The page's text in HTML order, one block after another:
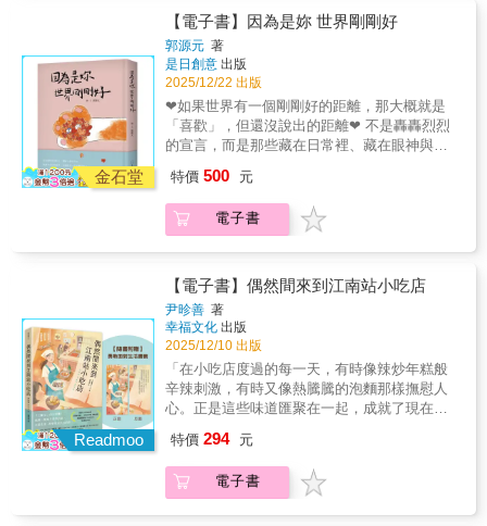
今古巴重量級且身價最高的藝術家托馬斯．桑
切斯所繪。畫面中兩個人在周遭高大樹木包圍
下，靜靜坐在湖邊對望，彷彿也在提醒靜心抄
寫的本意──你落在紙上的每一筆，其實都是觀
照，既是照見他者，也是照見自己。如果你曾
被比約恩的人生故事啟發，透過這本書的書
寫，願你把智慧落實於日常中，並進一步觸發
更多深具洞察力與慈悲的智慧，讓智慧生生不
息與扎根，長成在人生風雨中依然屹立不搖的
福。
土：學會信任………PART 6：走進為我敞開的
每扇大門金：回歸澄明………PART 7：別忘記
為奇蹟留下空間金：定靜安慮………PART 8：
在風暴中，安住身心水：靜中見性………PART
9：成為我在世界上最想見到的樣子水：圓融的
智慧……PART 10：我有盡力而為木：再出
發…………PART 11：我可以選擇要打包的行
的每一瞬間▍每一次落筆都能聆聽內心的指南
針在12個手抄階段中，各有9則金句，合計108
則。你可以依序抄寫，也能翻閱書頁，挑選當
天最觸動內心的一句，靜心書寫。這本書的封
今古巴重量級且身價最高的藝術家托馬斯．桑
切斯所繪。畫面中兩個人在周遭高大樹木包圍
下，靜靜坐在湖邊對望，彷彿也在提醒靜心抄
寫的本意──你落在紙上的每一筆，其實都是觀
照，既是照見他者，也是照見自己。如果你曾
被比約恩的人生故事啟發，透過這本書的書
寫，願你把智慧落實於日常中，並進一步觸發
更多深具洞察力與慈悲的智慧，讓智慧生生不
息與扎根，長成在人生風雨中依然屹立不搖的
福。
重新相信善良、找回希望與勇氣的書。
事：白馬王子、灰姑娘、幸福快樂的結局。但
隨著時間流動，人生裡的愛慢慢變得不再單
一。長大後才明白，愛不是拯救，也不是永遠
一帆風順，而是即使經歷爭吵、眼淚與傷心，
仍願意在冷靜之後走回彼此身邊，一起吃一頓
飯、分享生活的片刻。 書中轉化了「大地」與
「女性」的意涵，書名中的妳，代表女性、也
代表愛，那是一種滋養、守護、溫柔而堅韌的
力量。透過文字與圖像，將這份細膩的情感，
本要定義「愛應該是什麼」的書。 源元說：
「我更希望，讀者在翻閱的同時，能想起自己
的故事、某個人、某個時刻。因為『剛剛好』
問100個人，會有100種不同的答案。」 但也
許，在某一頁、某一句話、某一個瞬間，妳會
突然明白&mdash;&mdash;原來，那就是屬於
妳的剛剛好。 【讓你暖小句子】 ★不要總對自
己吹毛求疵，妳完成的、妳決定的，都是當下
最好的。 ★妳心瘀的時候一定要跟我說，無論
事情是大是小，我跟妳，我們一起好好把心裡
的烏雲掃一掃。 ★長大是一個人的事，妳會看
見很多人，遇見很多事，如果幸運的話，妳會
遇見一個走到彼此心裡的人。 ★在妳面前我忙
著譁眾取寵，我根本寡不敵眾，每個我都喜歡
金石堂
【電子書】因為是妳 世界剛剛好
郭源元 著
是日創意 出版
2025/12/22 出版
❤如果世界有一個剛剛好的距離，那大概就是
「喜歡」，但還沒說出的距離❤ 不是轟轟烈烈
的宣言，而是那些藏在日常裡、藏在眼神與沉
沒有勇氣說出口的那句話。 全書以低彩度的柔
和色彩，與像孩子般純粹的鉛筆與蠟筆筆觸，
描繪關於相遇、悸動、思念與陪伴的瞬間
事：白馬王子、灰姑娘、幸福快樂的結局。但
隨著時間流動，人生裡的愛慢慢變得不再單
一。長大後才明白，愛不是拯救，也不是永遠
一帆風順，而是即使經歷爭吵、眼淚與傷心，
仍願意在冷靜之後走回彼此身邊，一起吃一頓
飯、分享生活的片刻。 書中轉化了「大地」與
「女性」的意涵，書名中的妳，代表女性、也
代表愛，那是一種滋養、守護、溫柔而堅韌的
力量。透過文字與圖像，將這份細膩的情感，
本要定義「愛應該是什麼」的書。 源元說：
「我更希望，讀者在翻閱的同時，能想起自己
的故事、某個人、某個時刻。因為『剛剛好』
特價 500 元
電子書
Readmoo
【電子書】偶然間來到江南站小吃店
尹昣善 著
幸福文化 出版
2025/12/10 出版
「在小吃店度過的每一天，有時像辣炒年糕般
辛辣刺激，有時又像熱騰騰的泡麵那樣撫慰人
心。正是這些味道匯聚在一起，成就了現在的
《東亞日報》感動報導韓國網路書店
Yes24.com 9.6顆星好評【隨書附贈】勇敢面對
生活書籤「一開始他會說：『請給我兩份辣味
特價 294 元
電子書